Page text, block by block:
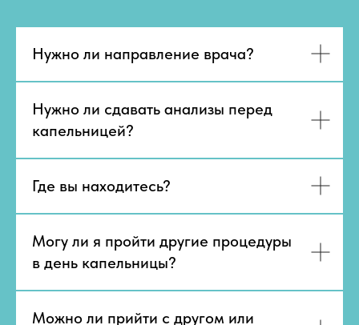
Нужно ли направление врача?
Нужно ли сдавать анализы перед
капельницей?
Где вы находитесь?
Могу ли я пройти другие процедуры
в день капельницы?
Можно ли прийти с другом или